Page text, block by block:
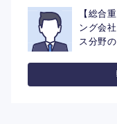
【総合
ング会
ス分野